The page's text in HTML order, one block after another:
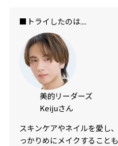
■トライしたのは....
美的リーダーズ
Keijuさん
スキンケアやネイルを愛し
っかりめにメイクすることも